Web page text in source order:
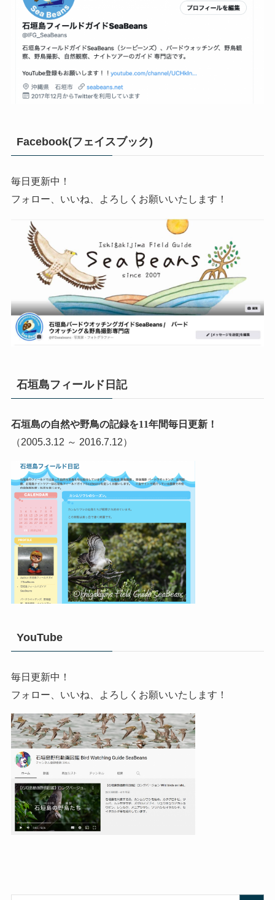
Facebook(フェイスブック)
毎日更新中！
フォロー、いいね、よろしくお願いいたします！
石垣島フィールド日記
石垣島の自然や野鳥の記録を11年間毎日更新！
（2005.3.12 ～ 2016.7.12）
YouTube
毎日更新中！
フォロー、いいね、よろしくお願いいたします！